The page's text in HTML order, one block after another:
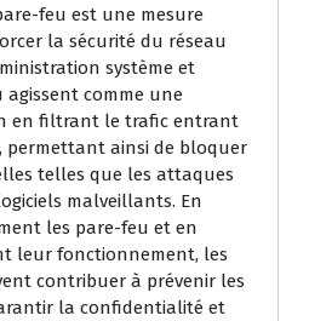
feu est une mesure
la sécurité du réseau
système et
agissent comme une
en filtrant le trafic entrant
permettant ainsi de bloquer
telles que les attaques
malveillants. En
les pare-feu et en
leur fonctionnement, les
contribuer à prévenir les
la confidentialité et